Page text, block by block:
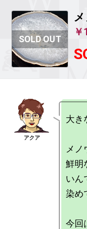
￥
大き
メノ
鮮明
いん
染め
今回